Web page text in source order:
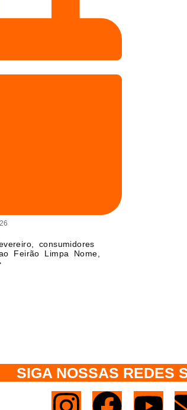
consumidores
Feirão Limpa Nome,
SIGA NOSSAS REDES